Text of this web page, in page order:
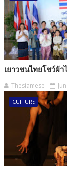
เยาวชนไทยโชว์ผ้
Thesiamese
CUITURE